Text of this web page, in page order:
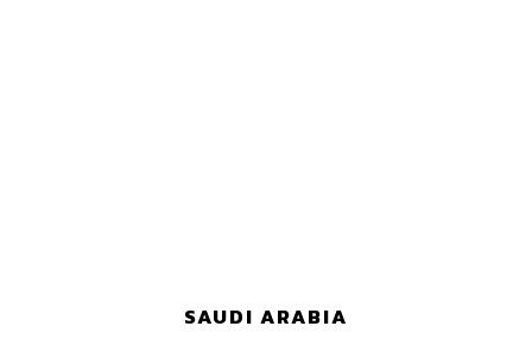
SAUDI ARABIA